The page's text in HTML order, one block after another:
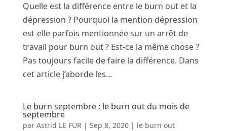
Quelle est la différence entre le burn out et la
dépression ? Pourquoi la mention dépression
est-elle parfois mentionnée sur un arrêt de
travail pour burn out ? Est-ce la même chose ?
Pas toujours facile de faire la différence. Dans
cet article j’aborde les...
Le burn septembre : le burn out du mois de
septembre
par Astrid LE FUR| Sep 8, 2020| le burn out